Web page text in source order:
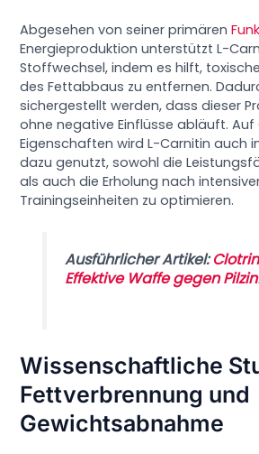
Abgesehen von seiner primären
Energieproduktion unterstützt L-
Stoffwechsel, indem es hilft,
des Fettabbaus zu entfernen.
sichergestellt werden, dass dieser
ohne negative Einflüsse abläuft. Auf
Eigenschaften wird L-Carnitin auch
dazu genutzt, sowohl die
als auch die Erholung nach
Trainingseinheiten zu optimieren.
Ausführlicher Artikel:
Effektive Waffe gegen
Wissenschaftliche
Fettverbrennung und
Gewichtsabnahme